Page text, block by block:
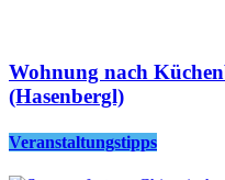
Wohnung nach
(Hasenbergl)
Veranstaltungstipps